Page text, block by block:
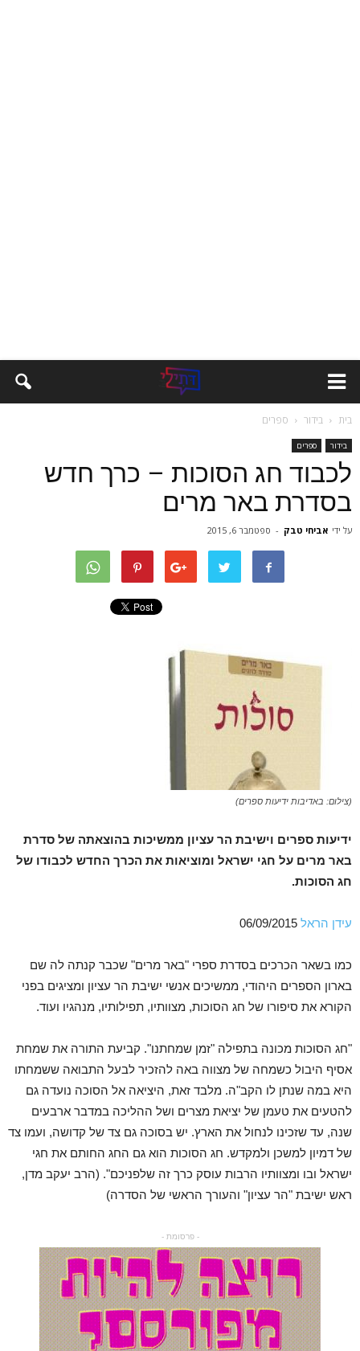
בית בידור ספרים
בידור ספרים
לכבוד חג הסוכות – כרך חדש
בסדרת באר מרים
על ידי אביחי טבק - ספטמבר 6, 2015
(צילום: באדיבות ידיעות ספרים)
ידיעות ספרים וישיבת הר עציון ממשיכות בהוצאתה של סדרת
באר מרים על חגי ישראל ומוציאות את הכרך החדש לכבודו של
חג הסוכות.
עידן הראל
כמו בשאר הכרכים בסדרת ספרי "באר מרים" שכבר קנתה לה שם
בארון הספרים היהודי, ממשיכים אנשי ישיבת הר עציון ומציגים בפני
הקורא את סיפורו של חג הסוכות, מצוותיו, תפילותיו, מנהגיו ועוד.
"חג הסוכות מכונה בתפילה "זמן שמחתנו". קביעת התורה את שמחת
אסיף היבול כשמחה של מצווה באה להזכיר לבעל התבואה ששמחתו
היא במה שנתן לו הקב"ה. מלבד זאת, היציאה אל הסוכה נועדה גם
להטעים את טעמן של יציאת מצרים ושל ההליכה במדבר ארבעים
שנה, עד שזכינו לנחול את הארץ. יש בסוכה גם צד של קדושה, ועמו צד
של דמיון למשכן ולמקדש. חג הסוכות הוא גם החג החותם את חגי
ישראל ובו ומצוותיו הרבות עוסק כרך זה שלפניכם". (הרב יעקב מדן,
ראש ישיבת "הר עציון" והעורך הראשי של הסדרה)
- פרסומת -